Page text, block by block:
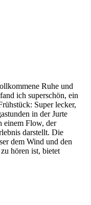
Ruhe und
ich superschön, ein
Super lecker,
in der Jurte
einem Flow, der
darstellt. Die
dem Wind und den
hören ist, bietet